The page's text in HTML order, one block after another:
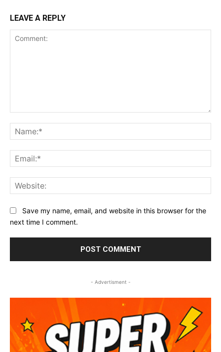
LEAVE A REPLY
Save my name, email, and website in this browser for the
next time I comment.
- Advertisment -